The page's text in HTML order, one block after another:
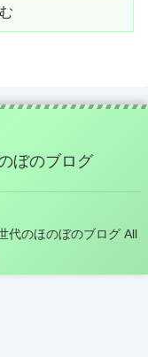
ぼのブログ
代のほのぼのブログ All